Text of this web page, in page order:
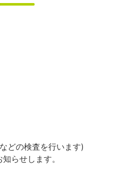
どの検査を行います)
らせします。